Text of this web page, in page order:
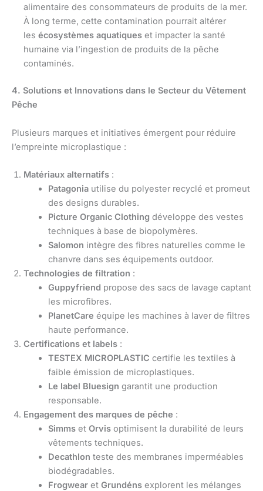
alimentaire des consommateurs de produits de la mer.
À long terme, cette contamination pourrait altérer
les écosystèmes aquatiques et impacter la santé
humaine via l’ingestion de produits de la pêche
contaminés.
4. Solutions et Innovations dans le Secteur du Vêtement
Pêche
Plusieurs marques et initiatives émergent pour réduire
l’empreinte microplastique :
Matériaux alternatifs :
Patagoniautilise du polyester recyclé et promeut
des designs durables.
Picture Organic Clothing développe des vestes
techniques à base de biopolymères.
Salomon intègre des fibres naturelles comme le
chanvre dans ses équipements outdoor.
Technologies de filtration :
Guppyfriend propose des sacs de lavage captant
les microfibres.
PlanetCare équipe les machines à laver de filtres
haute performance.
Certifications et labels :
TESTEX MICROPLASTIC certifie les textiles à
faible émission de microplastiques.
Le label Bluesign garantit une production
responsable.
Engagement des marques de pêche :
Simmset Orvisoptimisent la durabilité de leurs
vêtements techniques.
Decathlon teste des membranes imperméables
biodégradables.
Frogwearet Grundénsexplorent les mélanges